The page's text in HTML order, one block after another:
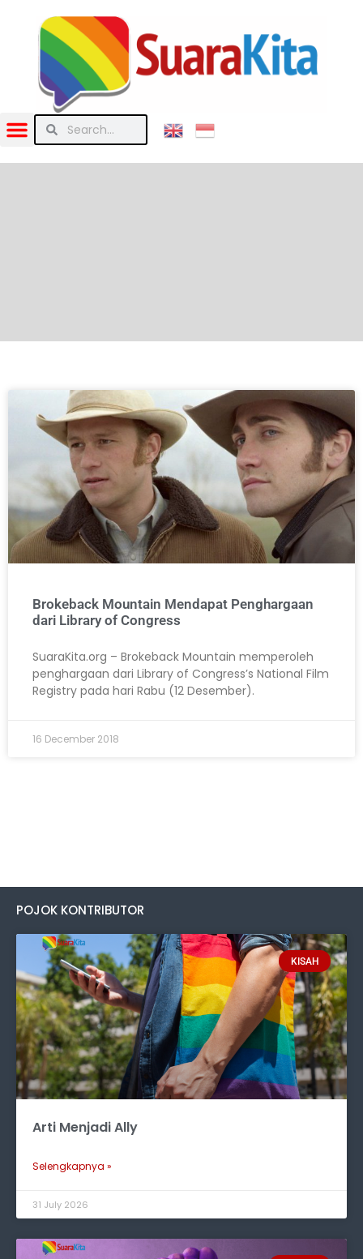
Brokeback Mountain Mendapat Penghargaan
dari Library of Congress
SuaraKita.org – Brokeback Mountain memperoleh
penghargaan dari Library of Congress’s National Film
Registry pada hari Rabu (12 Desember).
16 December 2018
POJOK KONTRIBUTOR
KISAH
Arti Menjadi Ally
Selengkapnya »
31 July 2026